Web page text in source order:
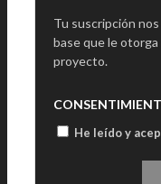
Tu suscripción
base que le
proyecto.
He leído y